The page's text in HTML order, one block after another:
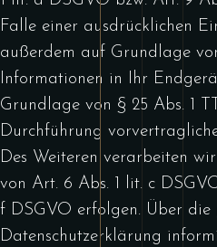
Falle einer ausdrücklichen
außerdem auf Grundlage
Informationen in Ihr
Grundlage von § 25 Abs. 1
Durchführung
Des Weiteren verarbeiten
von Art. 6 Abs. 1 lit. c
f DSGVO erfolgen. Über die
Datenschutzerklärung